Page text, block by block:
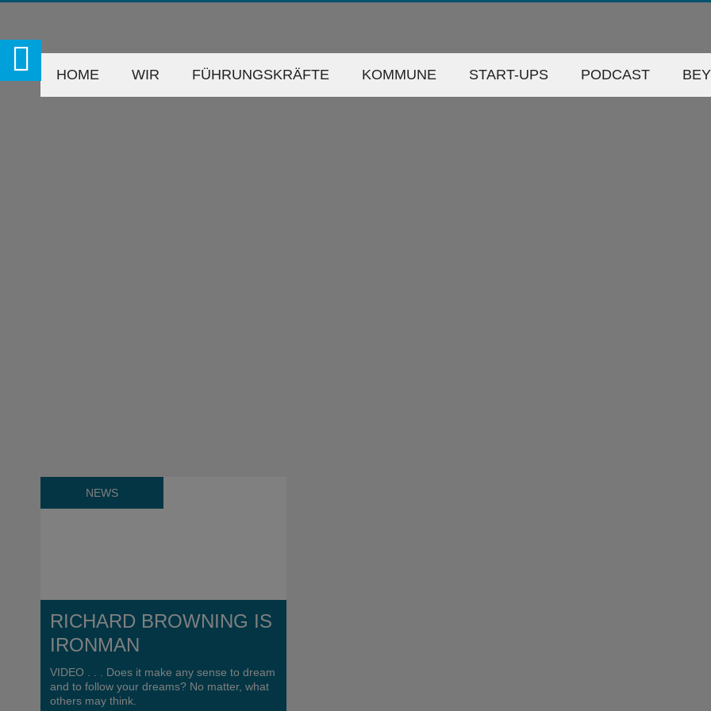
HOME WIR FÜHRUNGSKRÄFTE KOMMUNE START-UPS PODCAST
NEWS
RICHARD BROWNING IS
IRONMAN
VIDEO . . . Does it make any sense to dream
and to follow your dreams? No matter, what
others may think.